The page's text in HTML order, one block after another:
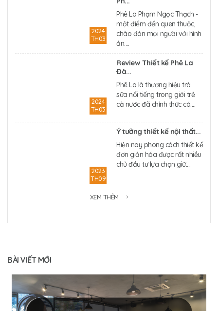
2024
TH03
Phê La Phạm Ngọc Thạch -
một điểm đến quen thuộc,
chào đón mọi người với hình
ản....
2024
TH03
Review Thiết kế Phê La
Đà...
Phê La là thương hiệu trà
sữa nổi tiếng trong giới trẻ
cả nước đã chính thức có....
2023
TH09
Ý tưởng thiết kế nội thất...
Hiện nay phong cách thiết kế
đơn giản hóa được rất nhiều
chủ đầu tư lựa chọn giữ....
XEM THÊM
BÀI VIẾT MỚI